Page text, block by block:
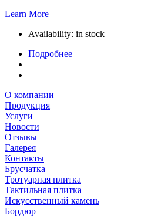
Learn More
Availability: in stock
Подробнее
О компании
Продукция
Услуги
Новости
Отзывы
Галерея
Контакты
Брусчатка
Тротуарная плитка
Тактильная плитка
Искусственный камень
Бордюр